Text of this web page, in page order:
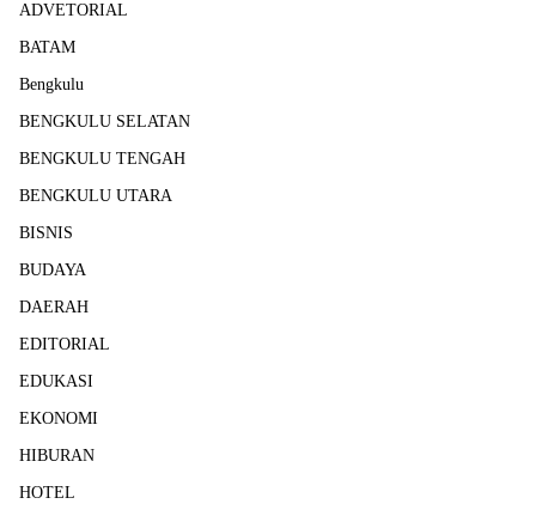
ADVETORIAL
BATAM
Bengkulu
BENGKULU SELATAN
BENGKULU TENGAH
BENGKULU UTARA
BISNIS
BUDAYA
DAERAH
EDITORIAL
EDUKASI
EKONOMI
HIBURAN
HOTEL